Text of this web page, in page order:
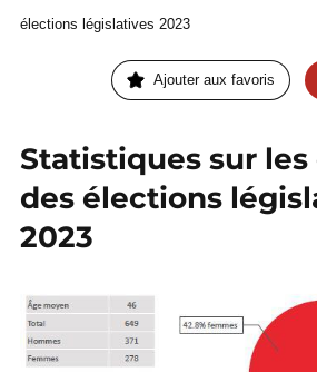
élections législatives 2023
Ajouter aux favoris
Statistiques sur
des élections
2023